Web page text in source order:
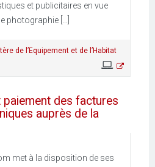
et publicitaires en vue
photographie [...]
de l’Equipement et de l’Habitat
paiement des factures
auprès de la
met à la disposition de ses